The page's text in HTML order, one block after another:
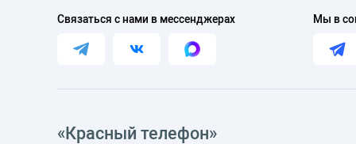
Связаться с нами в мессенджерах Мы в
«Красный телефон»